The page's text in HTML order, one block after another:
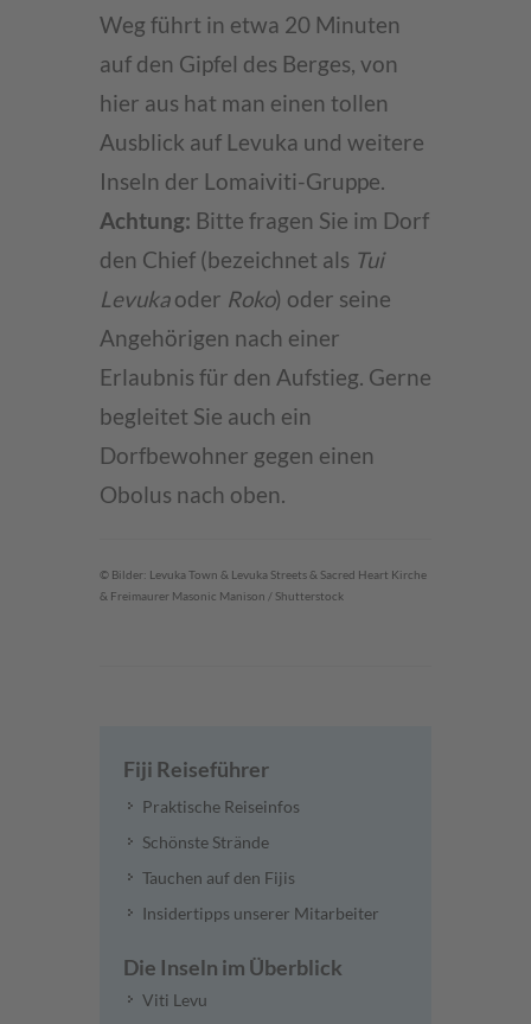
Weg führt in etwa 20 Minuten
auf den Gipfel des Berges, von
hier aus hat man einen tollen
Ausblick auf Levuka und weitere
Inseln der Lomaiviti-Gruppe.
Achtung: Bitte fragen Sie im Dorf
den Chief (bezeichnet als Tui
Levukaoder Roko) oder seine
Angehörigen nach einer
Erlaubnis für den Aufstieg. Gerne
begleitet Sie auch ein
Dorfbewohner gegen einen
Obolus nach oben.
© Bilder: Levuka Town & Levuka Streets & Sacred Heart Kirche
& Freimaurer Masonic Manison / Shutterstock
Fiji Reiseführer
Praktische Reiseinfos
Schönste Strände
Tauchen auf den Fijis
Insidertipps unserer Mitarbeiter
Die Inseln im Überblick
Viti Levu